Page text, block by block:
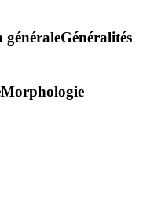
Généralités
Morphologie